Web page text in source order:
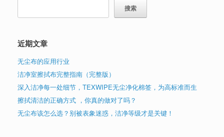
搜索
近期文章
无尘布的应用行业
洁净室擦拭布完整指南（完整版）
深入洁净每一处细节，TEXWIPE无尘净化棉签，为高标准而生
擦拭清洁的正确方式 ，你真的做对了吗？
无尘布该怎么选？别被表象迷惑，洁净等级才是关键！